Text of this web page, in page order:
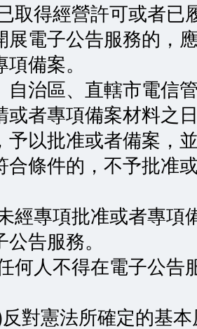
取得經營許可或者已
展電子公告服務的，
備案。
區、直轄市電信管
或者專項備案材料之
予以批准或者備案，
合條件的，不予批准
經專項批准或者專項
公告服務。
何人不得在電子公告
憲法所確定的基本